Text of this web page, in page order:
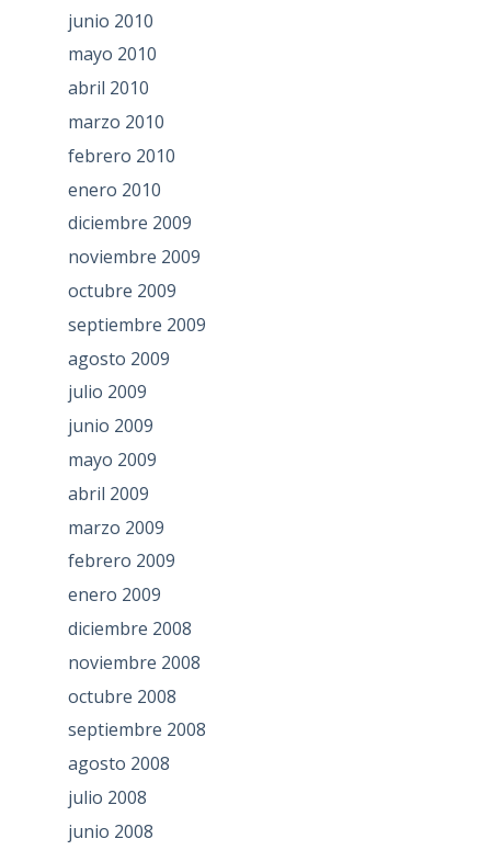
junio 2010
mayo 2010
abril 2010
marzo 2010
febrero 2010
enero 2010
diciembre 2009
noviembre 2009
octubre 2009
septiembre 2009
agosto 2009
julio 2009
junio 2009
mayo 2009
abril 2009
marzo 2009
febrero 2009
enero 2009
diciembre 2008
noviembre 2008
octubre 2008
septiembre 2008
agosto 2008
julio 2008
junio 2008